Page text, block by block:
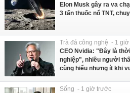
Elon Musk gây ra va
3 tấn thuốc nổ TNT,
Trà đá công nghệ - 1
CEO Nvidia: "Đây là
nghiệp", nhiều người
cũng hiểu nhưng ít khi
Sống - 1 giờ trước